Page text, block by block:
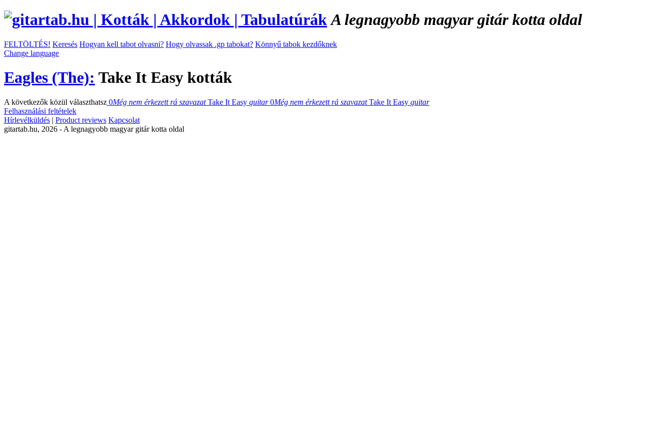
A legnagyobb magyar gitár kotta oldal
FELTÖLTÉS! Keresés Hogyan kell tabot olvasni? Hogy olvassak .gp tabokat? Könnyű tabok kezdőknek
Change language
Eagles (The): Take It Easy kották
A következők közül választhatsz 0Még nem érkezett rá szavazatTake It Easy guitar0Még nem érkezett rá szavazatTake It Easy guitar
Felhasználási feltételek
Hírlevélküldés | Product reviews Kapcsolat
gitartab.hu, 2026 - A legnagyobb magyar gitár kotta oldal